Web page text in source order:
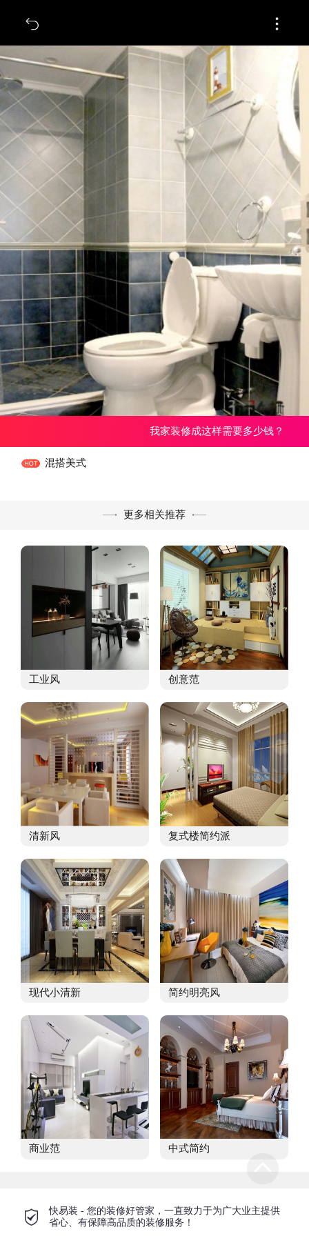
我家装修成这样需要多少钱？
混搭美式
更多相关推荐
工业风 创意范
清新风 复式楼简约派
现代小清新 简约明亮风
商业范 中式简约
快易装 - 您的装修好管家，一直致力于为广大业主提供
省心、有保障高品质的装修服务！